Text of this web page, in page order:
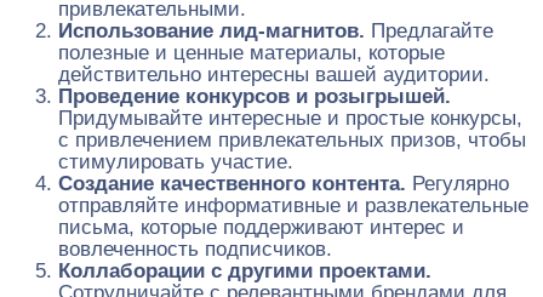
привлекательными.
Использование лид-магнитов. Предлагайте
полезные и ценные материалы, которые
действительно интересны вашей аудитории.
Проведение конкурсов и розыгрышей.
Придумывайте интересные и простые конкурсы,
с привлечением привлекательных призов, чтобы
стимулировать участие.
Создание качественного контента. Регулярно
отправляйте информативные и развлекательные
письма, которые поддерживают интерес и
вовлеченность подписчиков.
Коллаборации с другими проектами.
Сотрудничайте с релевантными брендами для